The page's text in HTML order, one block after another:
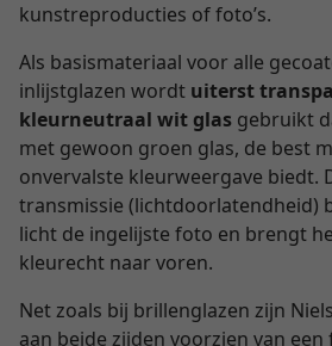
kunstreproducties of foto’s.
Als basismateriaal voor alle
inlijstglazen wordt uiterst
kleurneutraal wit glas gebruikt
met gewoon groen glas, de best
onvervalste kleurweergave biedt.
transmissie (lichtdoorlatendheid)
licht de ingelijste foto en brengt
kleurecht naar voren.
Net zoals bij brillenglazen zijn
aan beide zijden voorzien van